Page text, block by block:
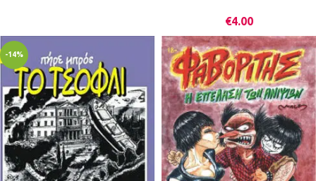
€4.00
-14%